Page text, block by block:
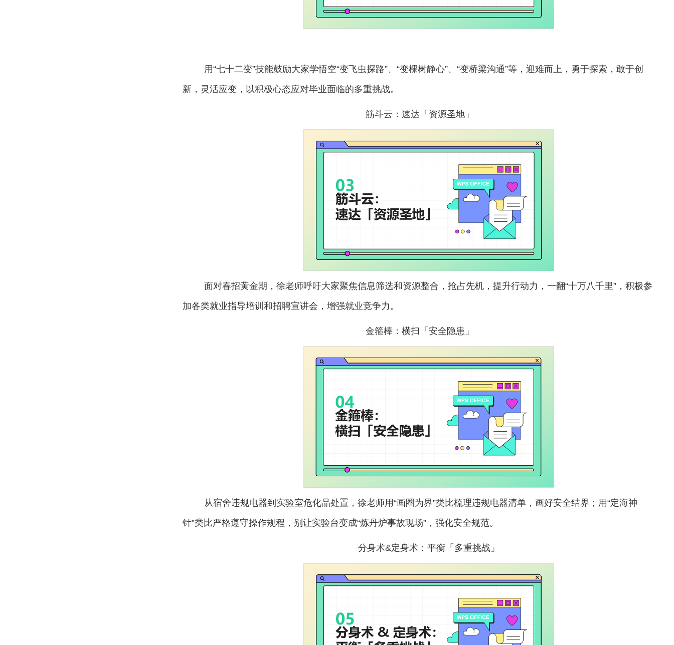
用“七十二变”技能鼓励大家学悟空“变飞虫探路”、“变棵树静心”、“变桥梁沟通”等，迎难而上，勇于探索，敢于创
新，灵活应变，以积极心态应对毕业面临的多重挑战。
筋斗云：速达「资源圣地」
面对春招黄金期，徐老师呼吁大家聚焦信息筛选和资源整合，抢占先机，提升行动力，一翻“十万八千里”，积极参
加各类就业指导培训和招聘宣讲会，增强就业竞争力。
金箍棒：横扫「安全隐患」
从宿舍违规电器到实验室危化品处置，徐老师用“画圈为界”类比梳理违规电器清单，画好安全结界；用“定海神
针”类比严格遵守操作规程，别让实验台变成“炼丹炉事故现场”，强化安全规范。
分身术&定身术：平衡「多重挑战」